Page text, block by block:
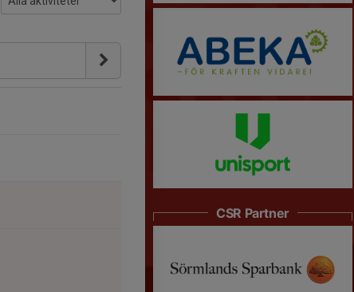
CSR Partner